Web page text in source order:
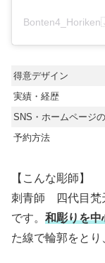
得意デザイン
実績・経歴
SNS・ホームページ
予約方法
【こんな彫師】
刺青師 四代目梵
です。 和彫りを中
た線で輪郭をとり